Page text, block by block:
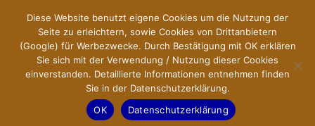
springen
X-Sites.de
–
Hilfsportal
Diese Website benutzt eigene Cookies um die Nutzung der
Seite zu erleichtern, sowie Cookies von Drittanbietern
(Google) für Werbezwecke. Durch Bestätigung mit OK erklären
Sie sich mit der Verwendung / Nutzung dieser Cookies
einverstanden. Detaillierte Informationen entnehmen finden
Sie in der Datenschutzerklärung.
OK
Datenschutzerklärung